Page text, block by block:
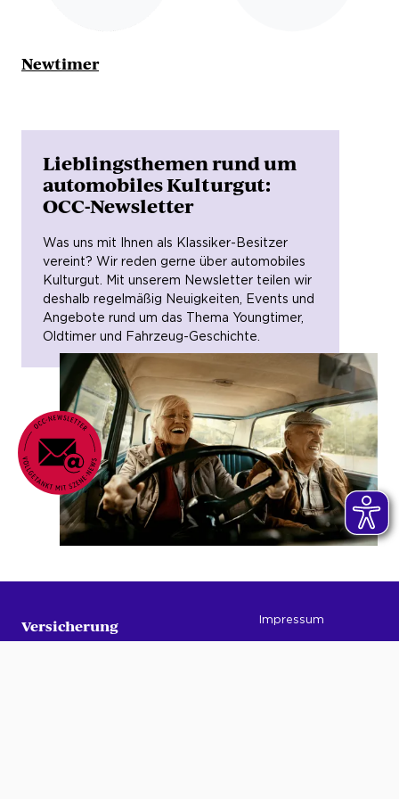
Raten sowie Full-Service-Bestandteile (z. B.
Wartung, Reifen, Verschleiß). Leistungen Dritter oder
aus anderen Versicherungen gehen vor; Sie
informieren uns vor Ausgleich mit dem Leasinggeber
Sonderdeckungen für Elektro- und
Hybridfahrzeuge
Wir bieten Sonderdeckungen für Elektro- und
Hybridfahrzeuge; Details zu Umfang und
jeweiligen Bedingungen.
Transportmittelunfall
Wir ersetzen Schäden am Fahrzeug während der
Beförderung auf einem geeigneten Transportmittel,
wenn sie durch einen Unfall des Transportmittels
entstehen. Mitversichert sind auch Schäden beim Be-
und Entladen sowie beim Sichern des Fahrzeugs,
sofern dies nicht durch einen Transportdienstleister
erfolgt.
Newtimer
Lieblingsthemen rund um
automobiles Kulturgut:
OCC-Newsletter
Was uns mit Ihnen als Klassiker-Besitzer
vereint? Wir reden gerne über automobiles
Kulturgut. Mit unserem Newsletter teilen wir
deshalb regelmäßig Neuigkeiten, Events und
Angebote rund um das Thema Youngtimer,
Oldtimer und Fahrzeug-Geschichte.
Versicherung
Impressum